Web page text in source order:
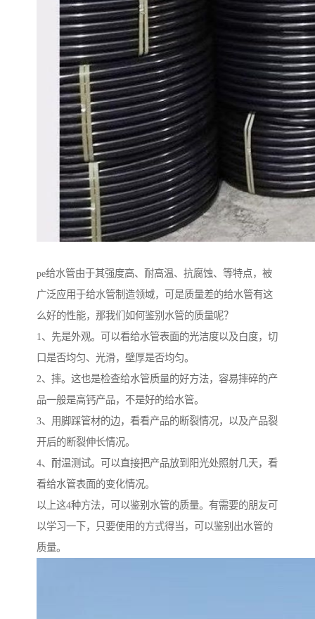
pe给水管由于其强度高、耐高温、抗腐蚀、等特点，被
广泛应用于给水管制造领域，可是质量差的给水管有这
么好的性能，那我们如何鉴别水管的质量呢？
1、先是外观。可以看给水管表面的光洁度以及白度，切
口是否均匀、光滑，壁厚是否均匀。
2、摔。这也是检查给水管质量的好方法，容易摔碎的产
品一般是高钙产品，不是好的给水管。
3、用脚踩管材的边，看看产品的断裂情况，以及产品裂
开后的断裂伸长情况。
4、耐温测试。可以直接把产品放到阳光处照射几天，看
看给水管表面的变化情况。
以上这4种方法，可以鉴别水管的质量。有需要的朋友可
以学习一下，只要使用的方式得当，可以鉴别出水管的
质量。